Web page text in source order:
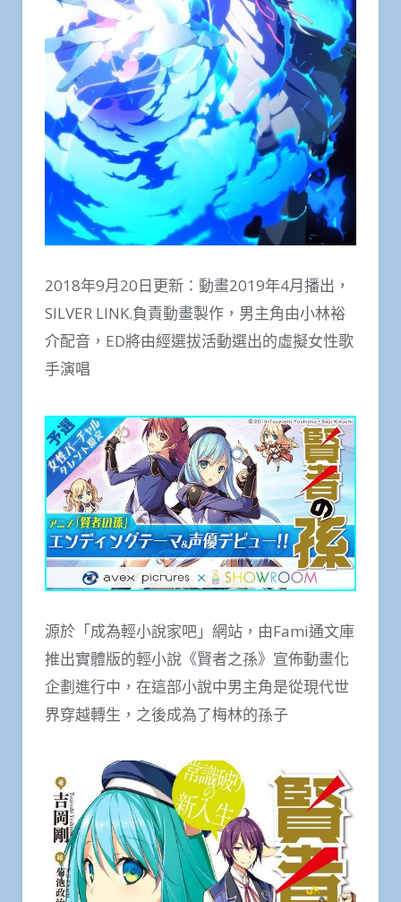
2018年9月20日更新：動畫2019年4月播出，
SILVER LINK.負責動畫製作，男主角由小林裕
介配音，ED將由經選拔活動選出的虛擬女性歌
手演唱
源於「成為輕小說家吧」網站，由Fami通文庫
推出實體版的輕小說《賢者之孫》宣佈動畫化
企劃進行中，在這部小說中男主角是從現代世
界穿越轉生，之後成為了梅林的孫子